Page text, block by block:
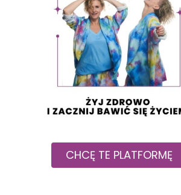
CHCĘ TE PLATFORMĘ